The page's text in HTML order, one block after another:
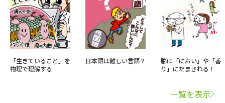
「生きていること」を
物理で理解する
日本語は難しい言語？
脳は「におい」や「香
り」にだまされる！
一覧を表示